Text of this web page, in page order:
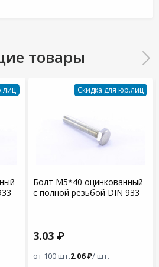
товары
Скидка для юр.лиц
Болт М5*40 оцинкованный
с полной резьбой DIN 933
3.03 ₽
от 100 шт.2.06 ₽/ шт.